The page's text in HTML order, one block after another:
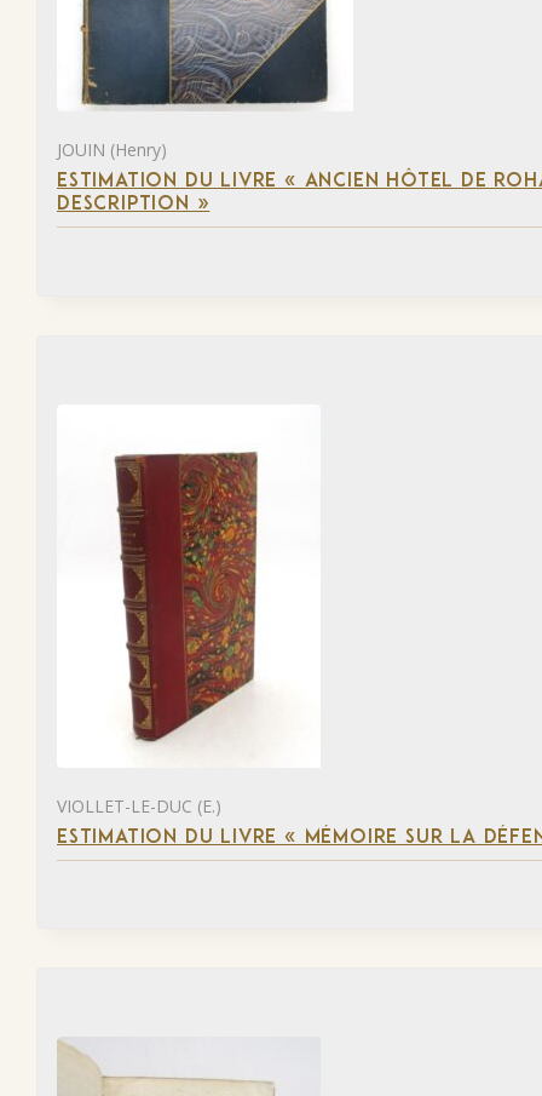
JOUIN (Henry)
ESTIMATION DU LIVRE « ANCIEN HÔTEL DE
DESCRIPTION »
VIOLLET-LE-DUC (E.)
ESTIMATION DU LIVRE « MÉMOIRE SUR LA